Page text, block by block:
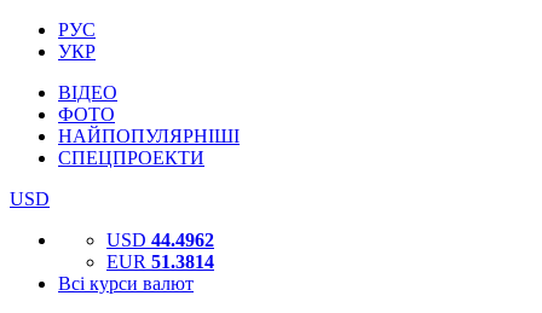
РУС
УКР
ВІДЕО
ФОТО
НАЙПОПУЛЯРНІШІ
СПЕЦПРОЕКТИ
USD
USD 44.4962
EUR 51.3814
Всі курси валют